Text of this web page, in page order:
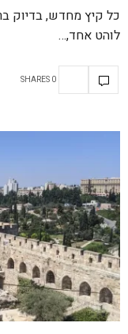
כל קיץ מחדש, בדיוק
לוהט אחד,…
0 SHARES